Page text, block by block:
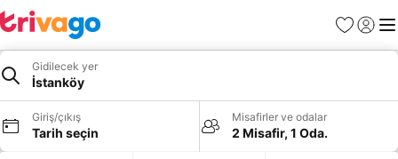
Favoriler
Giriş
Gidilecek yer
İstanköy
Giriş/çıkış
Tarih seçin
Misafirler ve odalar
2 Misafir, 1 Oda.